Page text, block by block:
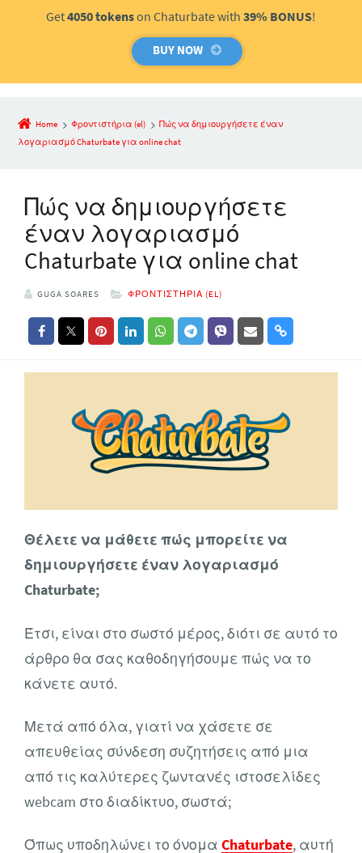
Get4050 tokenson Chaturbate with 39% BONUS!
BUY NOW
Home Φροντιστήρια (el)
Πώς να δημιουργήσετε έναν
λογαριασμό Chaturbate για online chat
Πώς να δημιουργήσετε
έναν λογαριασμό
Chaturbate για online chat
GUGA SOARES ΦΡΟΝΤΙΣΤΉΡΙΑ (EL)
Θέλετε να μάθετε πώς μπορείτε να
δημιουργήσετε έναν λογαριασμό
Chaturbate;
Έτσι, είναι στο σωστό μέρος, διότι σε αυτό το
άρθρο θα σας καθοδηγήσουμε πώς να το
κάνετε αυτό.
Μετά από όλα, γιατί να χάσετε σε
απευθείας σύνδεση συζητήσεις από μια
από τις καλύτερες ζωντανές ιστοσελίδες
webcam στο διαδίκτυο, σωστά;
Όπως υποδηλώνει το όνομα Chaturbate, αυτή